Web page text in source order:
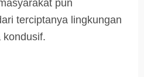
pun
terciptanya lingkungan
kondusif.